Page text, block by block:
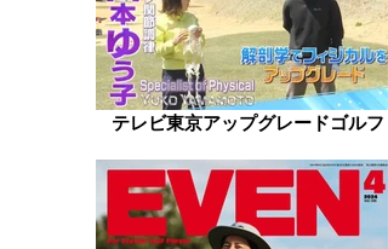
テレビ東京アップグレードゴルフ